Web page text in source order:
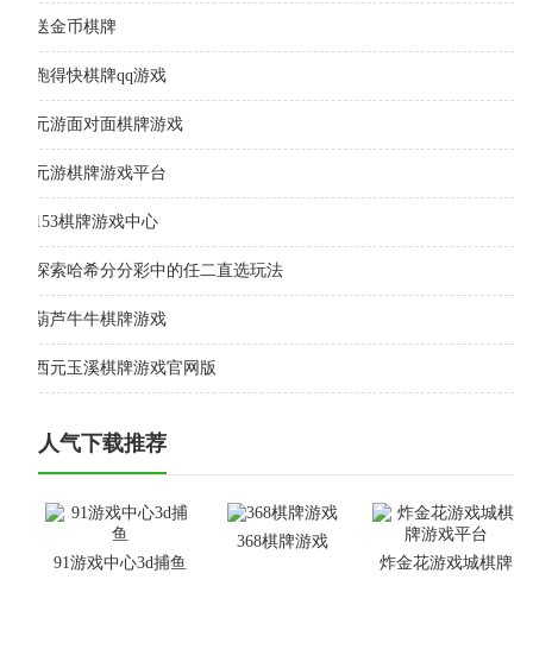
送金币棋牌
跑得快棋牌qq游戏
元游面对面棋牌游戏
元游棋牌游戏平台
153棋牌游戏中心
探索哈希分分彩中的任二直选玩法
葫芦牛牛棋牌游戏
西元玉溪棋牌游戏官网版
人气下载推荐
91游戏中心3d捕鱼
368棋牌游戏
炸金花游戏城棋牌